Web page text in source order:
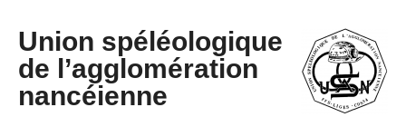
Union spéléologique
de l’agglomération
nancéienne